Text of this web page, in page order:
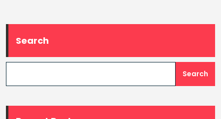
Search
Search